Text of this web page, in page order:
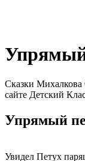
Сказки Михалкова
сайте Детский
Упрямый
Увидел Петух